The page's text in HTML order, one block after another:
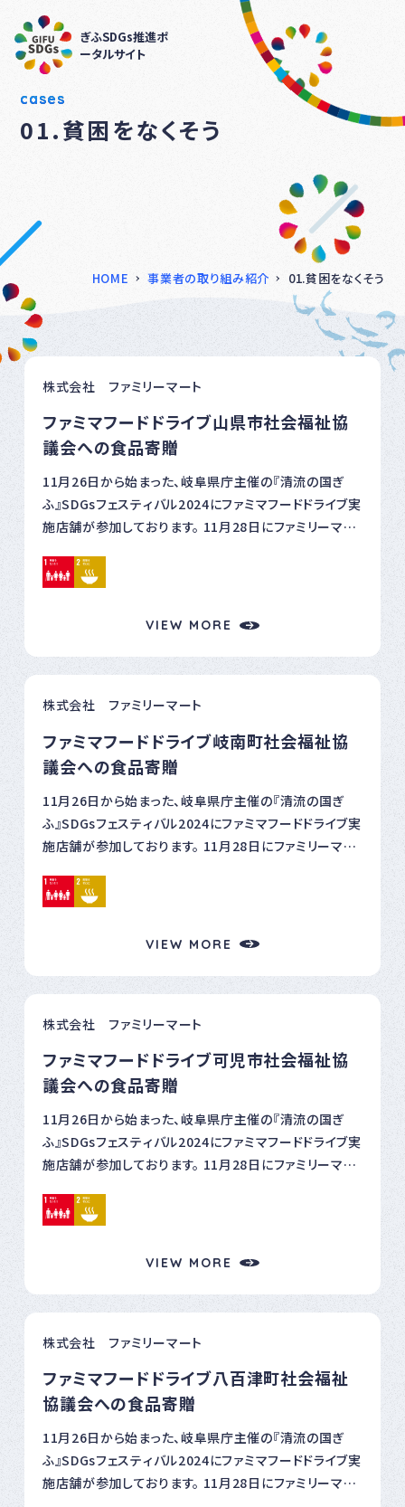
ぎふSDGs推進ポ
ータルサイト
cases
01.貧困をなくそう
HOME 事業者の取り組み紹介 01.貧困をなくそう
株式会社 ファミリーマート
ファミマフードドライブ山県市社会福祉協
議会への食品寄贈
11月26日から始まった、岐阜県庁主催の『清流の国ぎ
ふ』SDGsフェスティバル2024にファミマフードドライブ実
施店舗が参加しております。 11月28日にファミリーマー
営業所村瀬所長から食品寄贈を実施しましたのでご報
舗ファミマフードドライブを実施しております。 2024年3
ミマフードドライブとは
ive.html
VIEW MORE
株式会社 ファミリーマート
ファミマフードドライブ岐南町社会福祉協
議会への食品寄贈
11月26日から始まった、岐阜県庁主催の『清流の国ぎ
ふ』SDGsフェスティバル2024にファミマフードドライブ実
施店舗が参加しております。 11月28日にファミリーマー
営業所堀田所長から食品寄贈を実施しましたのでご報
告します。 岐南町社会福祉協議会様とは、岐南町で5店
舗ファミマフードドライブを実施しております。 2024年3
マフードドライブとは
ive.html
VIEW MORE
株式会社 ファミリーマート
ファミマフードドライブ可児市社会福祉協
議会への食品寄贈
11月26日から始まった、岐阜県庁主催の『清流の国ぎ
ふ』SDGsフェスティバル2024にファミマフードドライブ実
施店舗が参加しております。 11月28日にファミリーマー
営業所尾関所長とファミリーマート可児大森東店 西浦
店長から食品寄贈を実施しましたのでご報告します。 可
児市社会福祉協議会様とは、可児市で11店舗ファミマフ
81.5キロの食品寄贈を行いました。 ■ファミマフードド
https://www.family.co.jp/sustainability/fooddr
VIEW MORE
株式会社 ファミリーマート
ファミマフードドライブ八百津町社会福祉
協議会への食品寄贈
11月26日から始まった、岐阜県庁主催の『清流の国ぎ
ふ』SDGsフェスティバル2024にファミマフードドライブ実
施店舗が参加しております。 11月28日にファミリーマー